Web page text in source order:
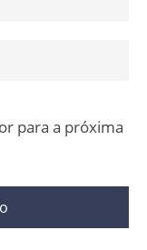
para a próxima